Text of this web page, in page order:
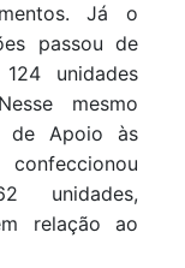
Já o
passou de
unidades
mesmo
de Apoio às
unidades,
relação ao